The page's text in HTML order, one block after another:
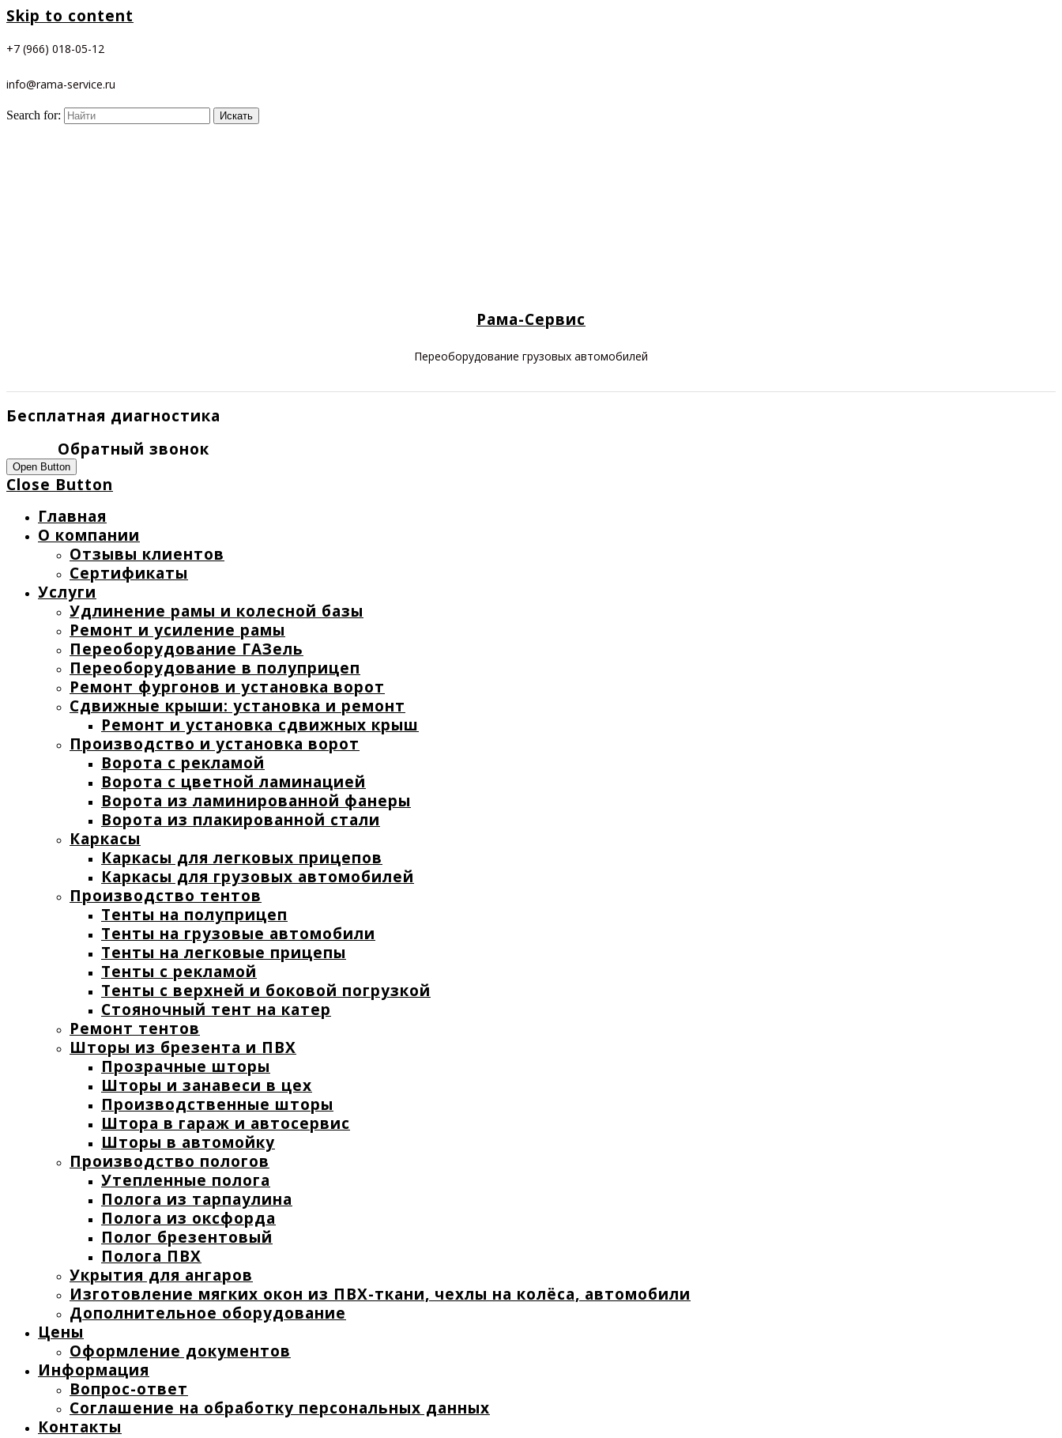
Skip to content
+7 (966) 018-05-12
info@rama-service.ru
Search for:
Рама-Сервис
Переоборудование грузовых автомобилей
Бесплатная диагностика
Обратный звонок
Open Button
Close Button
Главная
О компании
Отзывы клиентов
Сертификаты
Услуги
Удлинение рамы и колесной базы
Ремонт и усиление рамы
Переоборудование ГАЗель
Переоборудование в полуприцеп
Ремонт фургонов и установка ворот
Сдвижные крыши: установка и ремонт
Ремонт и установка сдвижных крыш
Производство и установка ворот
Ворота с рекламой
Ворота с цветной ламинацией
Ворота из ламинированной фанеры
Ворота из плакированной стали
Каркасы
Каркасы для легковых прицепов
Каркасы для грузовых автомобилей
Производство тентов
Тенты на полуприцеп
Тенты на грузовые автомобили
Тенты на легковые прицепы
Тенты с рекламой
Тенты с верхней и боковой погрузкой
Стояночный тент на катер
Ремонт тентов
Шторы из брезента и ПВХ
Прозрачные шторы
Шторы и занавеси в цех
Производственные шторы
Штора в гараж и автосервис
Шторы в автомойку
Производство пологов
Утепленные полога
Полога из тарпаулина
Полога из оксфорда
Полог брезентовый
Полога ПВХ
Укрытия для ангаров
Изготовление мягких окон из ПВХ-ткани, чехлы на колёса, автомобили
Дополнительное оборудование
Цены
Оформление документов
Информация
Вопрос-ответ
Соглашение на обработку персональных данных
Контакты